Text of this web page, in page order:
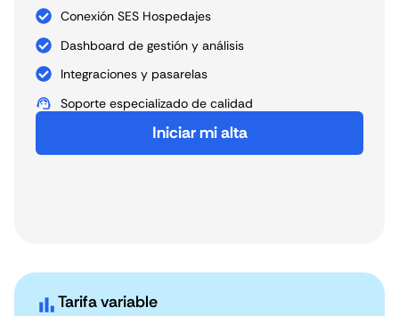
Tarifa variable
Conexión SES Hospedajes
Dashboard de gestión y análisis
Integraciones y pasarelas
Soporte especializado de calidad
Iniciar mi alta